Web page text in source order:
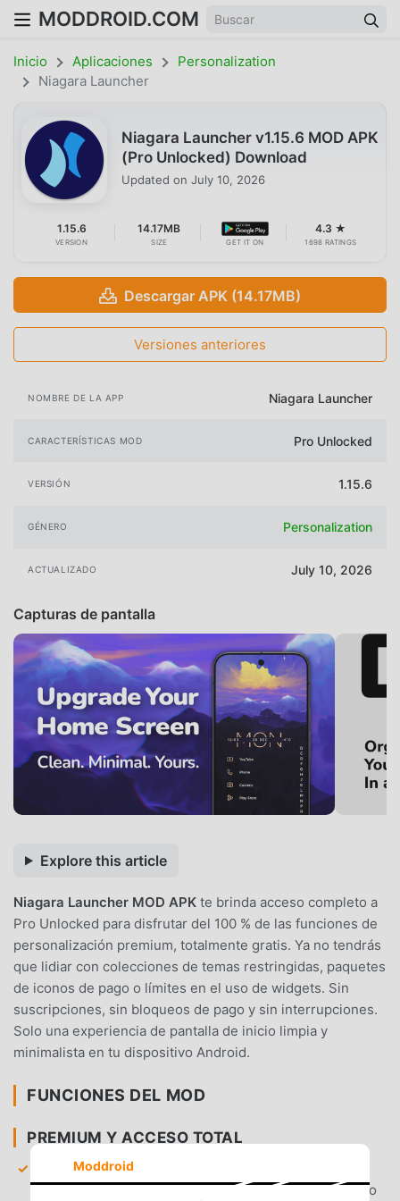
MODDROID.COM
Inicio Aplicaciones
Personalization
Niagara Launcher
Niagara Launcher v1.15.6 MOD APK
(Pro Unlocked) Download
Updated on July 10, 2026
1.15.6
VERSION
14.17MB
SIZE GET IT ON
4.3 ★
1698 RATINGS
Descargar APK (14.17MB)
Versiones anteriores
NOMBRE DE LA APP Niagara Launcher
CARACTERÍSTICAS MOD Pro Unlocked
VERSIÓN 1.15.6
GÉNERO Personalization
ACTUALIZADO July 10, 2026
Capturas de pantalla
Explore this article
Niagara Launcher MOD APK te brinda acceso completo a
Pro Unlocked para disfrutar del 100 % de las funciones de
personalización premium, totalmente gratis. Ya no tendrás
que lidiar con colecciones de temas restringidas, paquetes
de iconos de pago o límites en el uso de widgets. Sin
suscripciones, sin bloqueos de pago y sin interrupciones.
Solo una experiencia de pantalla de inicio limpia y
minimalista en tu dispositivo Android.
FUNCIONES DEL MOD
PREMIUM Y ACCESO TOTAL
Funciones Pro desbloqueadas
instantáneo a todas las herramientas Pro, incluyendo
Moddroid